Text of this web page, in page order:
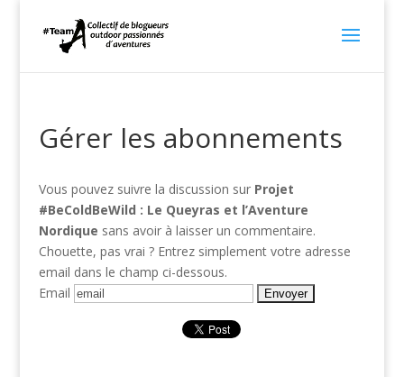
Gérer les abonnements
Vous pouvez suivre la discussion sur Projet
#BeColdBeWild : Le Queyras et l’Aventure
sans avoir à laisser un commentaire.
Chouette, pas vrai ? Entrez simplement votre adresse
email dans le champ ci-dessous.
Email